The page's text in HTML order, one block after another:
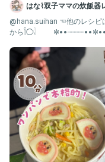
気軽にDM、フォローし
#簡単レシピ
#時短レシピ
#給食
#給食レシピ
#幼児食
#野菜たっぷり
#ちゃんぽん麺
#ちゃんぽんスープ
はな⌇双子ママの炊飯器
𓂃𓈒𓏸
@hana.suihan ☜他のレシピ
から𓌉◯𓇋